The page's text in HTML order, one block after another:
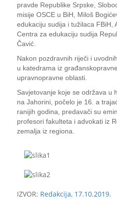
pravde Republike Srpske,
misije OSCE u BiH, Miloš
edukaciju sudija i tužilaca FBiH,
Centra za edukaciju sudija
Čavić.
Nakon pozdravnih riječi i
u katedrama iz
upravnopravne oblasti.
Savjetovanje koje se održava u
na Jahorini, počelo je 16. a
ranijih godina, predavači su
profesori fakulteta i advokati iz
zemalja iz regiona.
IZVOR: Redakcija, 17.10.2019.